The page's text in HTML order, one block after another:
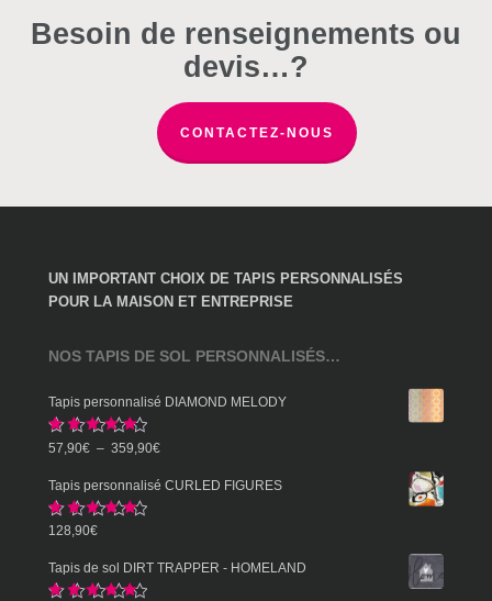
sur
Besoin de renseignements ou
devis…?
CONTACTEZ-NOUS
UN IMPORTANT CHOIX DE TAPIS PERSONNALISÉS
POUR LA MAISON ET ENTREPRISE
NOS TAPIS DE SOL PERSONNALISÉS…
Tapis personnalisé DIAMOND MELODY
Note 5.00
sur 5
57,90€ – 359,90€Plage
à
Tapis personnalisé CURLED FIGURES
Note
sur 5
128,90€
Tapis de sol DIRT TRAPPER - HOMELAND